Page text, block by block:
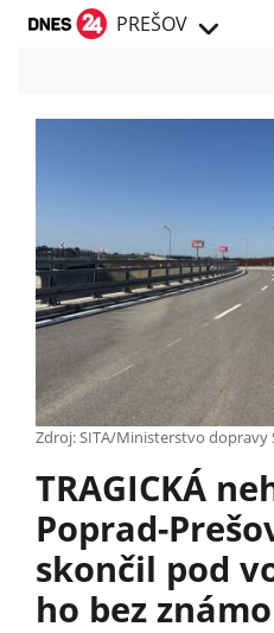
PREŠOV
Zdroj: SITA/Ministerstvo dopravy
TRAGICKÁ
Poprad-
skončil pod
ho bez